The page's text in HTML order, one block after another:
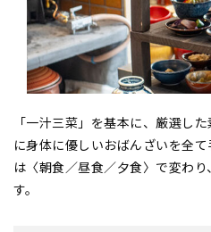
「一汁三菜」を基本に、厳選し
に身体に優しいおばんざいを全
は〈朝食／昼食／夕食〉で変わ
す。